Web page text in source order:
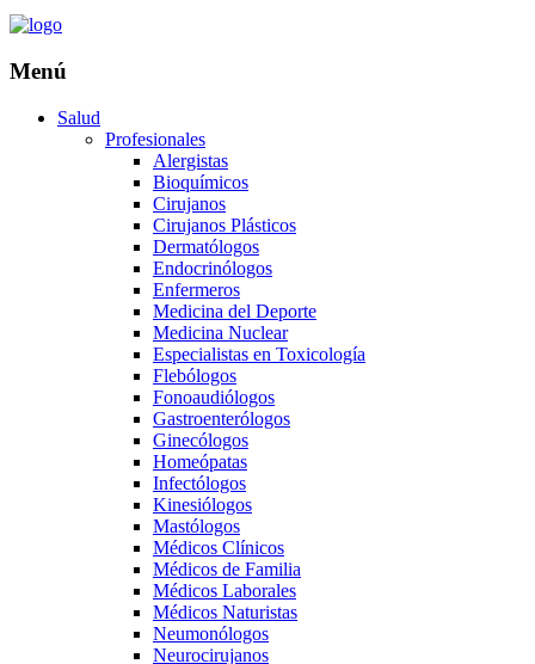
Menú
Salud
Profesionales
Alergistas
Bioquímicos
Cirujanos
Cirujanos Plásticos
Dermatólogos
Endocrinólogos
Enfermeros
Medicina del Deporte
Medicina Nuclear
Especialistas en Toxicología
Flebólogos
Fonoaudiólogos
Gastroenterólogos
Ginecólogos
Homeópatas
Infectólogos
Kinesiólogos
Mastólogos
Médicos Clínicos
Médicos de Familia
Médicos Laborales
Médicos Naturistas
Neumonólogos
Neurocirujanos